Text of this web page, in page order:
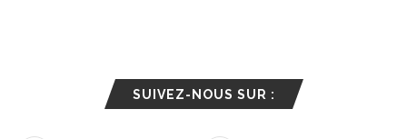
SUIVEZ-NOUS SUR :